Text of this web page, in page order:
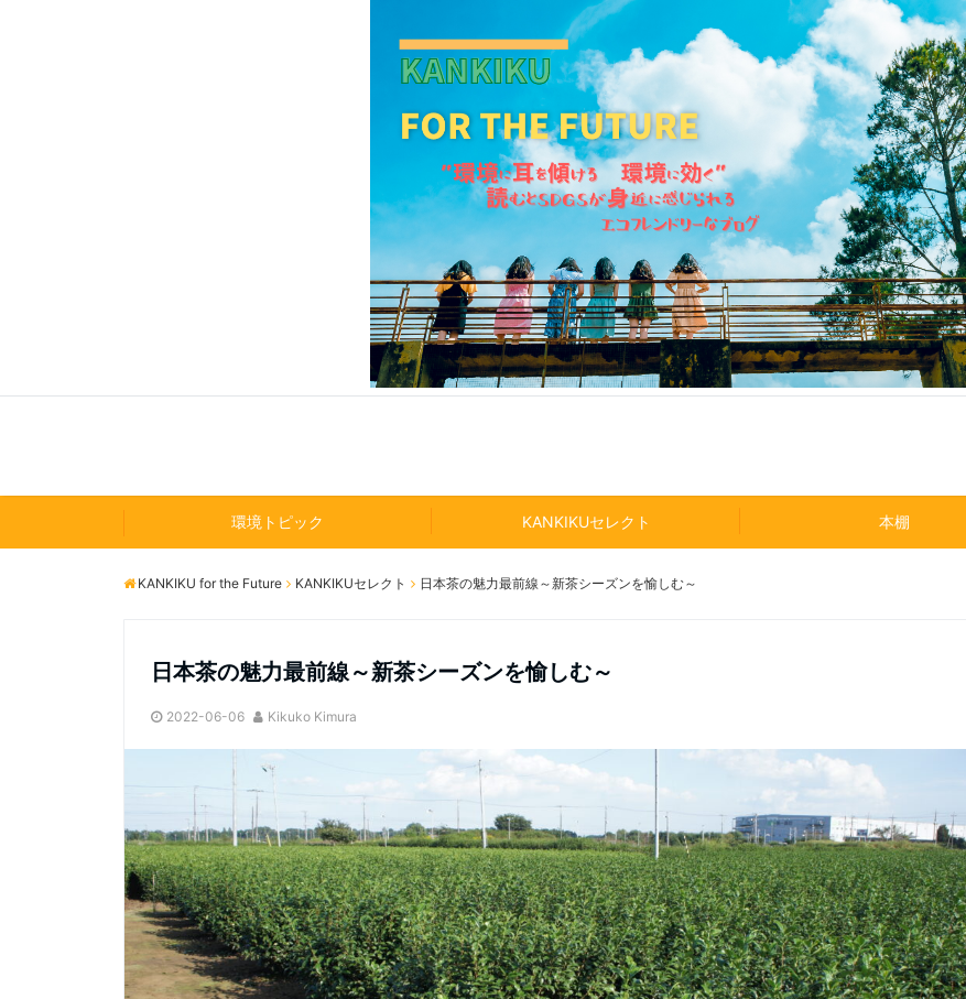
環境トピック KANKIKUセレクト 本棚
KANKIKU for the Future KANKIKUセレクト 日本茶の魅力最前線～新茶シーズンを愉しむ～
日本茶の魅力最前線～新茶シーズンを愉しむ～
2022-06-06 Kikuko Kimura